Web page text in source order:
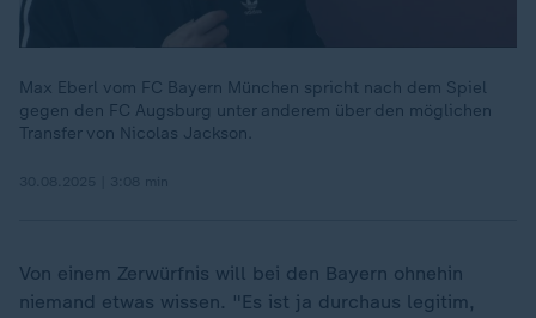
Max Eberl vom FC Bayern München spricht nach dem Spiel
gegen den FC Augsburg unter anderem über den möglichen
Transfer von Nicolas Jackson.
Von einem Zerwürfnis will bei den Bayern ohnehin
niemand etwas wissen. "Es ist ja durchaus legitim,